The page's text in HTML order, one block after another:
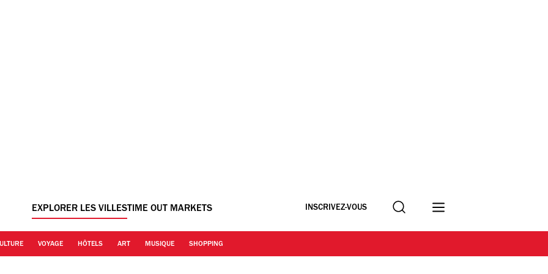
EXPLORER LES VILLESTIME OUT MARKETS INSCRIVEZ-VOUS Recherche
VOYAGE HÔTELS ART MUSIQUE SHOPPING